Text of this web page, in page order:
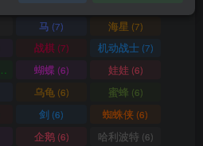
马 (7) 海星 (7)
战棋(7) 机动战士(7)
蝴蝶 (6) 娃娃(6)
乌龟(6) 蜜蜂 (6)
剑 (6) 蜘蛛侠 (6)
企鹅(6) 哈利波特 (6)